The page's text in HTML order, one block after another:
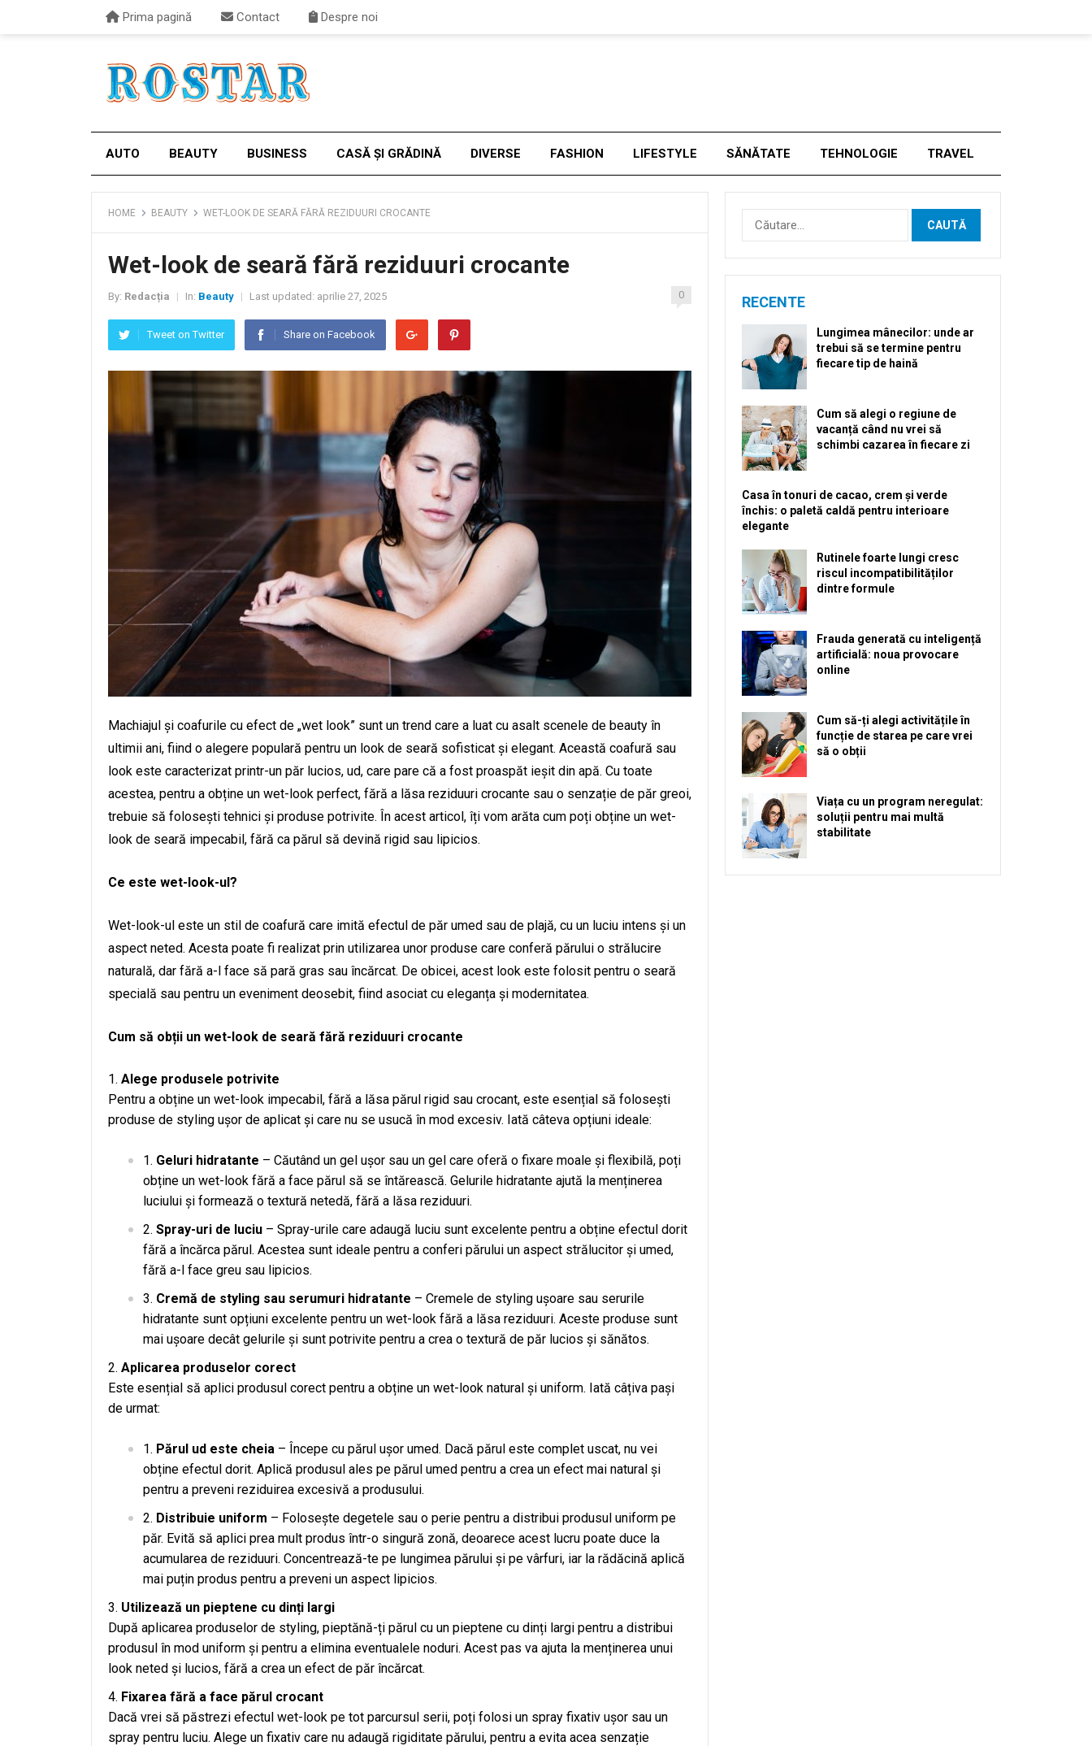
Prima pagină Contact Despre noi
AUTO BEAUTY BUSINESS CASĂ ȘI GRĂDINĂ DIVERSE FASHION LIFESTYLE SĂNĂTATE TEHNOLOGIE TRAVEL
HOME BEAUTY WET-LOOK DE SEARĂ FĂRĂ REZIDUURI CROCANTE
Wet-look de seară fără reziduuri crocante
By: Redacția In: Beauty Last updated: aprilie 27, 2025 0
Tweet on Twitter Share on Facebook
Machiajul și coafurile cu efect de „wet look” sunt un trend care a luat cu asalt scenele de beauty în
ultimii ani, fiind o alegere populară pentru un look de seară sofisticat și elegant. Această coafură sau
look este caracterizat printr-un păr lucios, ud, care pare că a fost proaspăt ieșit din apă. Cu toate
acestea, pentru a obține un wet-look perfect, fără a lăsa reziduuri crocante sau o senzație de păr greoi,
trebuie să folosești tehnici și produse potrivite. În acest articol, îți vom arăta cum poți obține un wet-
look de seară impecabil, fără ca părul să devină rigid sau lipicios.
Ce este wet-look-ul?
Wet-look-ul este un stil de coafură care imită efectul de păr umed sau de plajă, cu un luciu intens și un
aspect neted. Acesta poate fi realizat prin utilizarea unor produse care conferă părului o strălucire
naturală, dar fără a-l face să pară gras sau încărcat. De obicei, acest look este folosit pentru o seară
specială sau pentru un eveniment deosebit, fiind asociat cu eleganța și modernitatea.
Cum să obții un wet-look de seară fără reziduuri crocante
Alege produsele potrivite
Pentru a obține un wet-look impecabil, fără a lăsa părul rigid sau crocant, este esențial să folosești
produse de styling ușor de aplicat și care nu se usucă în mod excesiv. Iată câteva opțiuni ideale:
Geluri hidratante – Căutând un gel ușor sau un gel care oferă o fixare moale și flexibilă, poți
obține un wet-look fără a face părul să se întărească. Gelurile hidratante ajută la menținerea
luciului și formează o textură netedă, fără a lăsa reziduuri.
Spray-uri de luciu – Spray-urile care adaugă luciu sunt excelente pentru a obține efectul dorit
fără a încărca părul. Acestea sunt ideale pentru a conferi părului un aspect strălucitor și umed,
fără a-l face greu sau lipicios.
Cremă de styling sau serumuri hidratante – Cremele de styling ușoare sau serurile
hidratante sunt opțiuni excelente pentru un wet-look fără a lăsa reziduuri. Aceste produse sunt
mai ușoare decât gelurile și sunt potrivite pentru a crea o textură de păr lucios și sănătos.
Aplicarea produselor corect
Este esențial să aplici produsul corect pentru a obține un wet-look natural și uniform. Iată câțiva pași
de urmat:
Părul ud este cheia – Începe cu părul ușor umed. Dacă părul este complet uscat, nu vei
obține efectul dorit. Aplică produsul ales pe părul umed pentru a crea un efect mai natural și
pentru a preveni reziduirea excesivă a produsului.
Distribuie uniform – Folosește degetele sau o perie pentru a distribui produsul uniform pe
păr. Evită să aplici prea mult produs într-o singură zonă, deoarece acest lucru poate duce la
acumularea de reziduuri. Concentrează-te pe lungimea părului și pe vârfuri, iar la rădăcină aplică
mai puțin produs pentru a preveni un aspect lipicios.
Utilizează un pieptene cu dinți largi
După aplicarea produselor de styling, pieptănă-ți părul cu un pieptene cu dinți largi pentru a distribui
produsul în mod uniform și pentru a elimina eventualele noduri. Acest pas va ajuta la menținerea unui
look neted și lucios, fără a crea un efect de păr încărcat.
Fixarea fără a face părul crocant
Dacă vrei să păstrezi efectul wet-look pe tot parcursul serii, poți folosi un spray fixativ ușor sau un
spray pentru luciu. Alege un fixativ care nu adaugă rigiditate părului, pentru a evita acea senzație
Caută
după:
RECENTE
Lungimea mânecilor: unde ar
trebui să se termine pentru
fiecare tip de haină
Cum să alegi o regiune de
vacanță când nu vrei să
schimbi cazarea în fiecare zi
Casa în tonuri de cacao, crem și verde
închis: o paletă caldă pentru interioare
elegante
Rutinele foarte lungi cresc
riscul incompatibilităților
dintre formule
Frauda generată cu inteligență
artificială: noua provocare
online
Cum să-ți alegi activitățile în
funcție de starea pe care vrei
să o obții
Viața cu un program neregulat:
soluții pentru mai multă
stabilitate